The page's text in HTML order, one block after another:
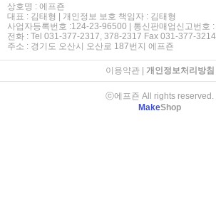
상호명 : 에프죤
대표 : 김태형 | 개인정보 보호 책임자 : 김태형
사업자등록번호 :124-23-96500 | 통신판매업신고번호
전화 : Tel 031-377-2317, 378-2317 Fax 031-377-
주소 : 경기도 오산시 오산로 187번지 에프죤
이용약관| 개인정보처리방침
ⓒ에프죤 All rights reserved.
MakeShop